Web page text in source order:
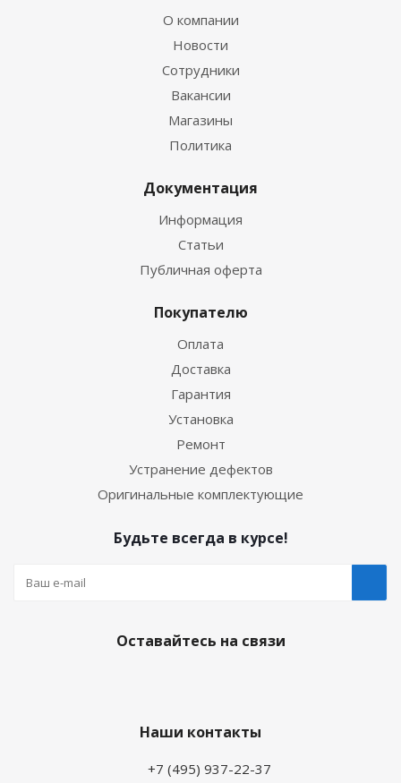
О компании
Новости
Сотрудники
Вакансии
Магазины
Политика
Документация
Информация
Статьи
Публичная оферта
Покупателю
Оплата
Доставка
Гарантия
Установка
Ремонт
Устранение дефектов
Оригинальные комплектующие
Будьте всегда в курсе!
Оставайтесь на связи
Наши контакты
+7 (495) 937-22-37